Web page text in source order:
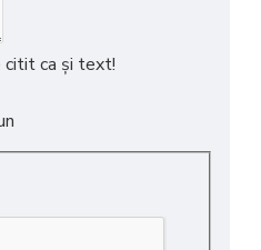
ca şi text!